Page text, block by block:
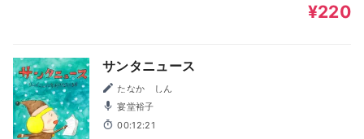
¥220
サンタニュース
たなか しん
宴堂裕子
00:12:21